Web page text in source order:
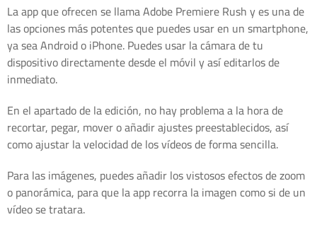
La app que ofrecen se llama Adobe Premiere Rush y es una de
las opciones más potentes que puedes usar en un smartphone,
ya sea Android o iPhone. Puedes usar la cámara de tu
dispositivo directamente desde el móvil y así editarlos de
inmediato.
En el apartado de la edición, no hay problema a la hora de
recortar, pegar, mover o añadir ajustes preestablecidos, así
como ajustar la velocidad de los vídeos de forma sencilla.
Para las imágenes, puedes añadir los vistosos efectos de zoom
o panorámica, para que la app recorra la imagen como si de un
vídeo se tratara.